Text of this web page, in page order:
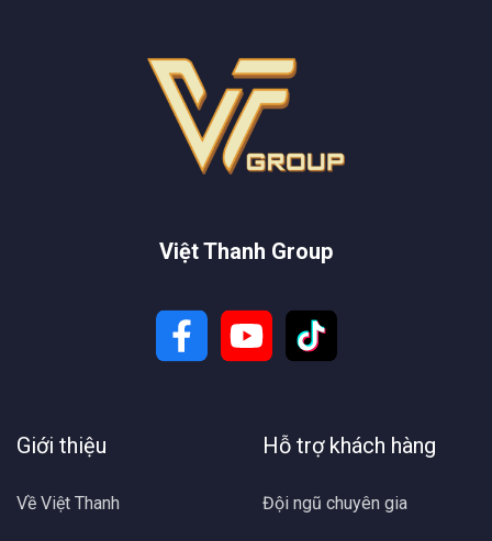
Việt Thanh Group
Giới thiệu
Về Việt Thanh
Hỗ trợ khách hàng
Đội ngũ chuyên gia